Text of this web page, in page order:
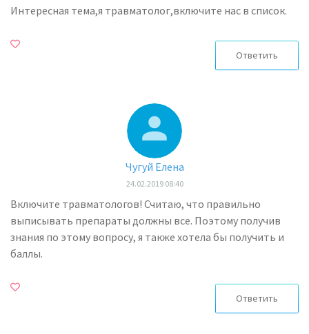
Интересная тема,я травматолог,включите нас в список.
Ответить
Чугуй Елена
24.02.2019 08:40
Включите травматологов! Считаю, что правильно
выписывать препараты должны все. Поэтому получив
знания по этому вопросу, я также хотела бы получить и
баллы.
Ответить